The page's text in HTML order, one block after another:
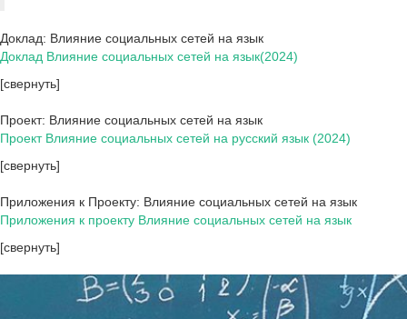
Доклад: Влияние социальных сетей на язык
Доклад Влияние социальных сетей на язык(2024)
[свернуть]
Проект: Влияние социальных сетей на язык
Проект Влияние социальных сетей на русский язык (2024)
[свернуть]
Приложения к Проекту: Влияние социальных сетей на язык
Приложения к проекту Влияние социальных сетей на язык
[свернуть]